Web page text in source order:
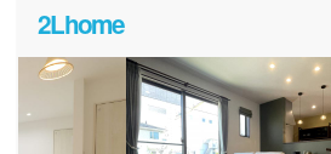
2Lhome